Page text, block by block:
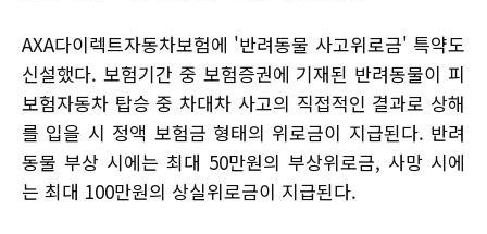
AXA다이렉트자동차보험에 '반려동물 사고위로금' 특약도
신설했다. 보험기간 중 보험증권에 기재된 반려동물이 피
보험자동차 탑승 중 차대차 사고의 직접적인 결과로 상해
를 입을 시 정액 보험금 형태의 위로금이 지급된다. 반려
동물 부상 시에는 최대 50만원의 부상위로금, 사망 시에
는 최대 100만원의 상실위로금이 지급된다.